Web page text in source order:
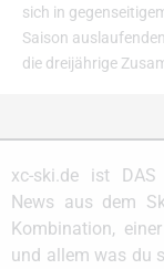
sich in
Saison
die dreijährige
xc-ski.de ist
News aus dem
Kombination,
und allem was du